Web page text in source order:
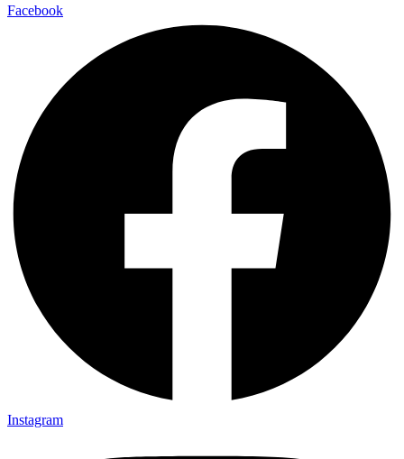
Facebook
Instagram